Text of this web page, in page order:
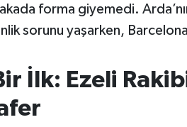
forma giyemedi.
sorunu yaşarken,
İlk: Ezeli